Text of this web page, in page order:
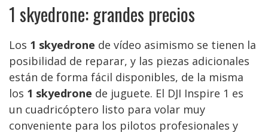
1 skyedrone: grandes precios
Los 1 skyedrone de vídeo asimismo se tienen la
posibilidad de reparar, y las piezas adicionales
están de forma fácil disponibles, de la misma
los 1 skyedrone de juguete. El DJI Inspire 1 es
un cuadricóptero listo para volar muy
conveniente para los pilotos profesionales y